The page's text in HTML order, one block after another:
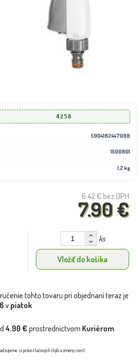
4258
5904182447088
1500801
1,2 kg
6.42 € bez DPH
7.90 €
ks
Vložiť do košíka
tohto tovaru pri objednaní teraz je
v piatok
4.90 € prostredníctvom Kuriérom
si právo tlačových chýb a zmeny cien)